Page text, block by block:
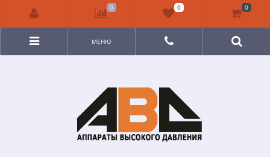
МЕНЮ
0 0 0